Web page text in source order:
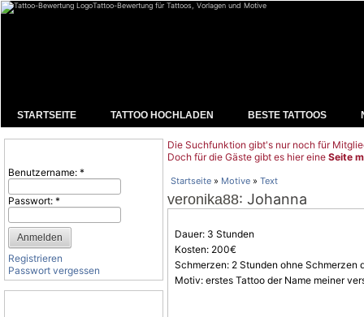
Tattoo-Bewertung für Tattoos, Vorlagen und Motive
STARTSEITE TATTOO HOCHLADEN BESTE TATTOOS
Benutzername: *
Passwort: *
Registrieren
Passwort vergessen
Die Suchfunktion gibt's nur noch für
Doch für die Gäste gibt es hier eine Seite
Startseite » Motive » Text
veronika88: Johanna
Dauer: 3 Stunden
Kosten: 200€
Schmerzen: 2 Stunden ohne Schmerzen
Motiv: erstes Tattoo der Name meiner